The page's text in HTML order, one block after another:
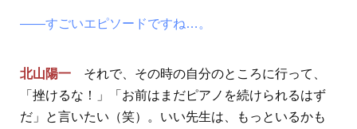
――すごいエピソードですね…。
北山陽一 それで、その時の自分のところに行って、
「挫けるな！」「お前はまだピアノを続けられるはず
だ」と言いたい（笑）。いい先生は、もっといるかも